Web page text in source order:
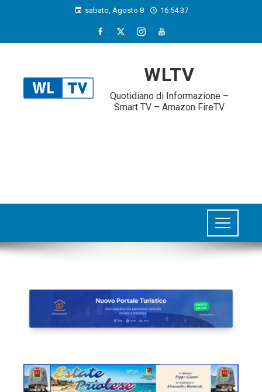
sabato, Agosto 8 16:54:38
WLTV
Quotidiano di Informazione –
Smart TV – Amazon FireTV